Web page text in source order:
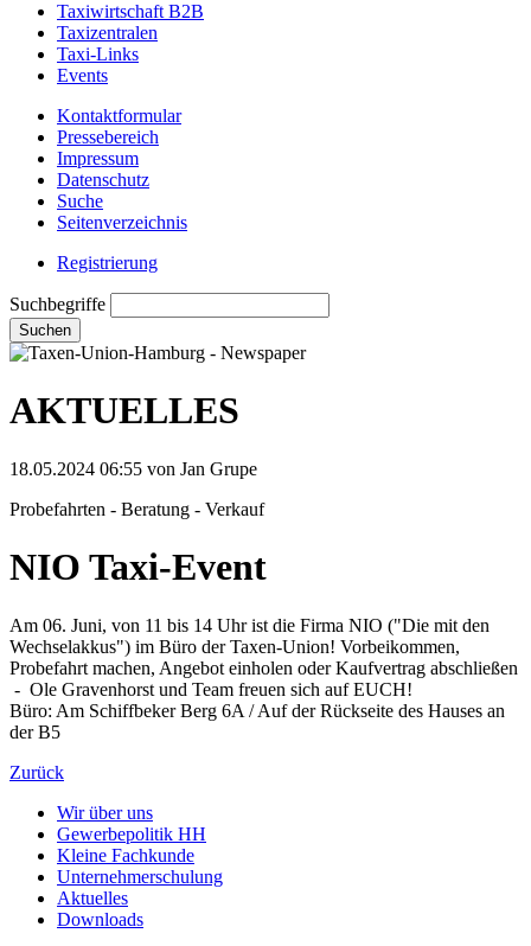
Taxiwirtschaft B2B
Taxizentralen
Taxi-Links
Events
Kontaktformular
Pressebereich
Impressum
Datenschutz
Suche
Seitenverzeichnis
Registrierung
Suchbegriffe
Suchen
AKTUELLES
18.05.2024 06:55 von Jan Grupe
Probefahrten - Beratung - Verkauf
NIO Taxi-Event
Am 06. Juni, von 11 bis 14 Uhr ist die Firma NIO ("Die mit den
Wechselakkus") im Büro der Taxen-Union! Vorbeikommen,
Probefahrt machen, Angebot einholen oder Kaufvertrag abschließen
- Ole Gravenhorst und Team freuen sich auf EUCH!
Büro: Am Schiffbeker Berg 6A / Auf der Rückseite des Hauses an
der B5
Zurück
Wir über uns
Gewerbepolitik HH
Kleine Fachkunde
Unternehmerschulung
Aktuelles
Downloads